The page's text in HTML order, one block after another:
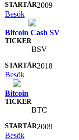
2009
Besök
Bitcoin Cash SV
BSV
2018
Besök
Bitcoin
BTC
2009
Besök